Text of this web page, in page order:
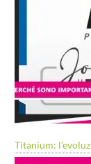
Titanium: